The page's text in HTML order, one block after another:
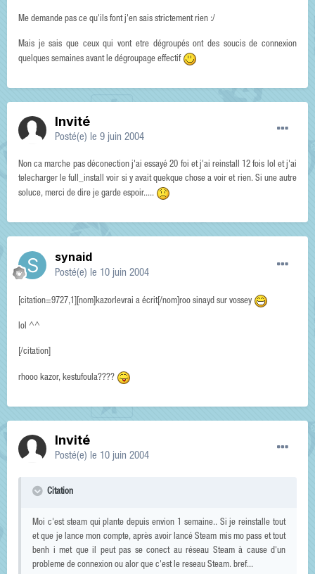
Me demande pas ce qu'ils font j'en sais strictement rien :/
Mais je sais que ceux qui vont etre dégroupés ont des soucis de connexion
quelques semaines avant le dégroupage effectif
Invité
Posté(e) le 9 juin 2004
Non ca marche pas déconection j'ai essayé 20 foi et j'ai reinstall 12 fois lol et j'ai
telecharger le full_install voir si y avait quekque chose a voir et rien. Si une autre
soluce, merci de dire je garde espoir.....
synaid
Posté(e) le 10 juin 2004
[citation=9727,1][nom]kazorlevrai a écrit[/nom]roo sinayd sur vossey
lol ^^
[/citation]
rhooo kazor, kestufoula????
Invité
Posté(e) le 10 juin 2004
Citation
Moi c'est steam qui plante depuis envion 1 semaine.. Si je reinstalle tout
et que je lance mon compte, après avoir lancé Steam mis mo pass et tout
benh i met que il peut pas se conect au réseau Steam à cause d'un
probleme de connexion ou alor que c'est le reseau Steam. bref...